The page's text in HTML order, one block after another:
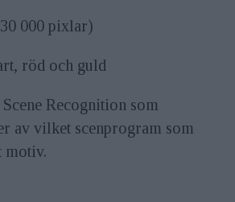
000 pixlar)
röd och guld
Recognition som
av vilket scenprogram som
motiv.